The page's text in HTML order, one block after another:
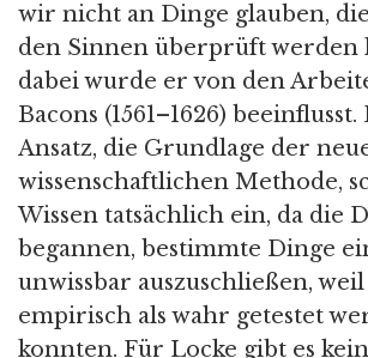
wir nicht an Dinge glauben,
den Sinnen überprüft werden
dabei wurde er von den
Bacons (1561–1626) beeinflusst.
Ansatz, die Grundlage der
wissenschaftlichen Methode,
Wissen tatsächlich ein, da die
begannen, bestimmte Dinge
unwissbar auszuschließen,
empirisch als wahr getestet
konnten. Für Locke gibt es